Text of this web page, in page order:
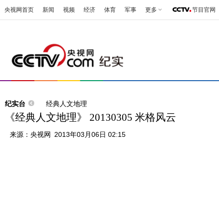
央视网首页 新闻 视频 经济 体育 军事 更多 节目官网
纪实台 经典人文地理
《经典人文地理》 20130305 米格风云
来源： 央视网 2013年03月06日 02:15